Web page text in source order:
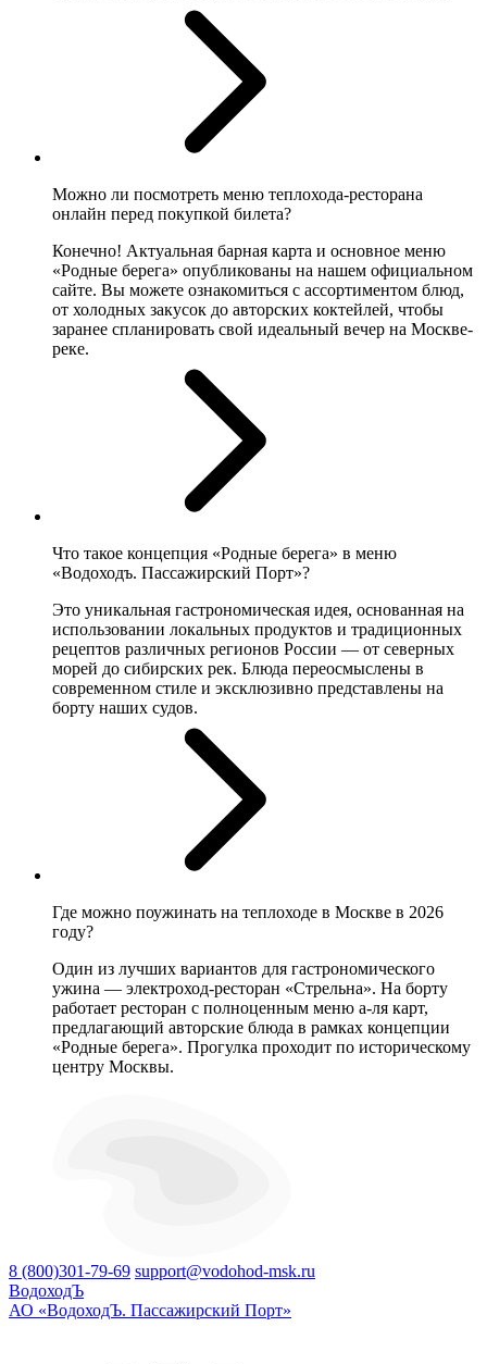
Можно ли посмотреть меню теплохода-ресторана
онлайн перед покупкой билета?
Конечно! Актуальная барная карта и основное меню
«Родные берега» опубликованы на нашем официальном
сайте. Вы можете ознакомиться с ассортиментом блюд,
от холодных закусок до авторских коктейлей, чтобы
заранее спланировать свой идеальный вечер на Москве-
реке.
Что такое концепция «Родные берега» в меню
«Водоходъ. Пассажирский Порт»?
Это уникальная гастрономическая идея, основанная на
использовании локальных продуктов и традиционных
рецептов различных регионов России — от северных
морей до сибирских рек. Блюда переосмыслены в
современном стиле и эксклюзивно представлены на
борту наших судов.
Где можно поужинать на теплоходе в Москве в 2026
году?
Один из лучших вариантов для гастрономического
ужина — электроход-ресторан «Стрельна». На борту
работает ресторан с полноценным меню а-ля карт,
предлагающий авторские блюда в рамках концепции
«Родные берега». Прогулка проходит по историческому
центру Москвы.
8 (800)301-79-69 support@vodohod-msk.ru
ВодоходЪ
АО «ВодоходЪ. Пассажирский Порт»